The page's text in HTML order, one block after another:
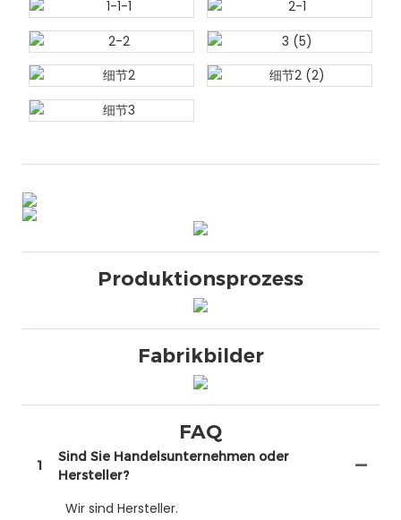
Produktionsprozess
Fabrikbilder
FAQ
1
Sind Sie Handelsunternehmen oder
Hersteller?
Wir sind Hersteller.